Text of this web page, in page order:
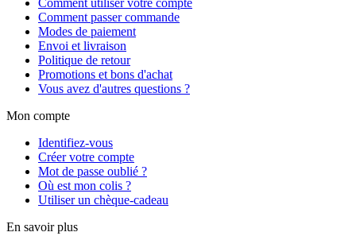
Comment passer commande
Modes de paiement
Envoi et livraison
Politique de retour
Promotions et bons d'achat
Vous avez d'autres questions ?
Mon compte
Identifiez-vous
Créer votre compte
Mot de passe oublié ?
Où est mon colis ?
Utiliser un chèque-cadeau
En savoir plus